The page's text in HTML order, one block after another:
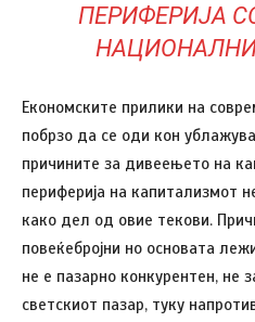
ПЕРИФЕРИЈА
Економските прилики на
побрзо да се оди кон
причините за дивеењето на
периферија на капитализмот
како дел од овие текови.
повеќебројни но основата
не е пазарно конкурентен, не
светскиот пазар, туку